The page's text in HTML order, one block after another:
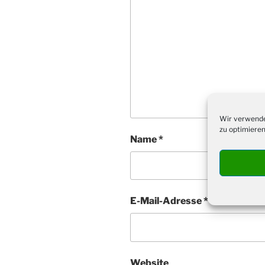
Wir
zu
Name*
E-Mail-Adresse*
Website